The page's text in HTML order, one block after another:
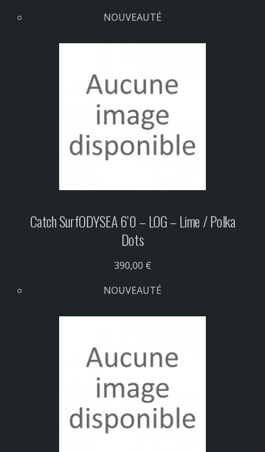
NOUVEAUTÉ
Catch SurfODYSEA 6’0 – LOG – Lime / Polka
Dots
390,00 €
NOUVEAUTÉ